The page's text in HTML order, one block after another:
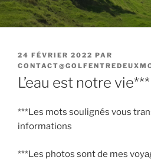
PUBLIÉ
LE
24 FÉVRIER 2022 PAR
L’eau est notre vie***
***Les mots soulignés vous
informations
***Les photos sont de mes